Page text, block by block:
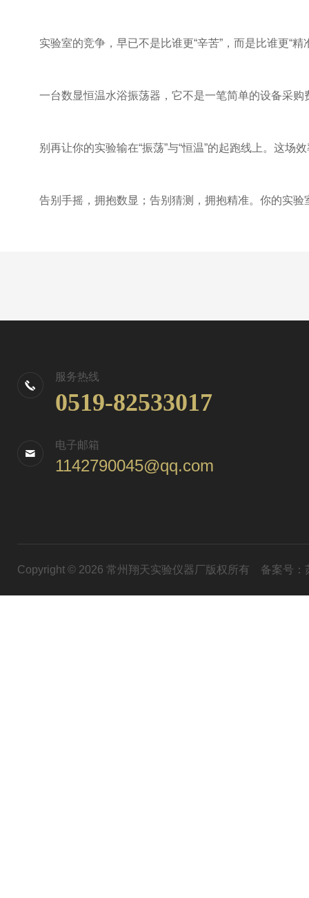
实验室的竞争，早已不是比谁更“辛苦”，而是比谁更“精
一台数显恒温水浴振荡器，它不是一笔简单的设备采购
别再让你的实验输在“振荡”与“恒温”的起跑线上。这场
告别手摇，拥抱数显；告别猜测，拥抱精准。你的实验
服务热线
0519-82533017
电子邮箱
1142790045@qq.com
Copyright © 2026 常州翔天实验仪器厂版权所有 备案号：